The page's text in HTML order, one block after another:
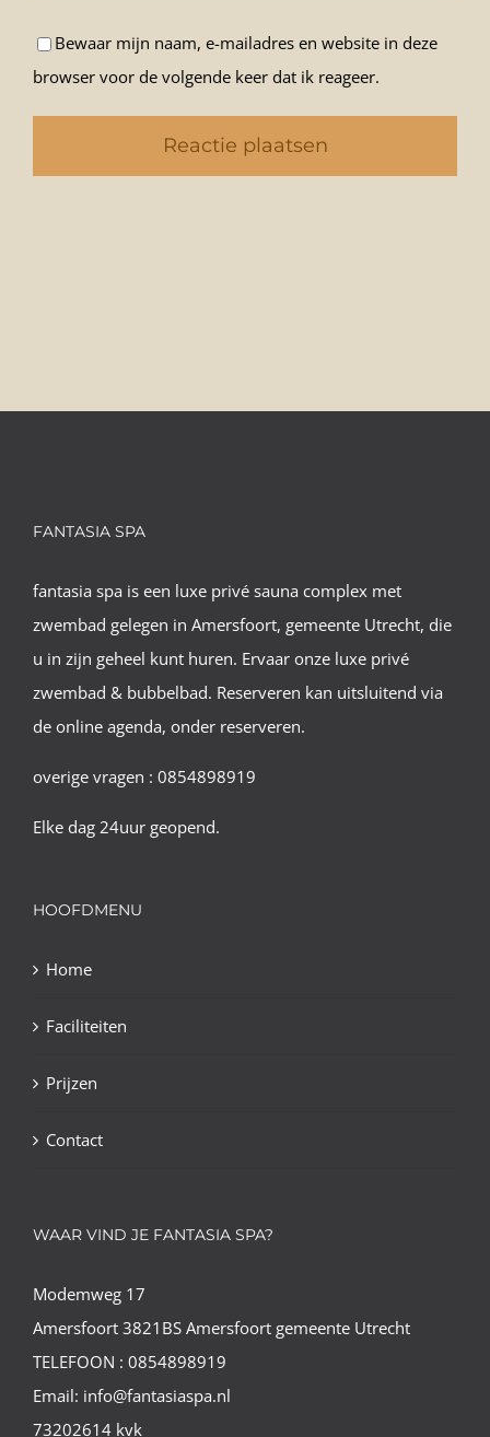
Bewaar mijn naam, e-mailadres en website in deze
browser voor de volgende keer dat ik reageer.
FANTASIA SPA
fantasia spa is een luxe privé sauna complex met
zwembad gelegen in Amersfoort, gemeente Utrecht, die
u in zijn geheel kunt huren. Ervaar onze luxe privé
zwembad & bubbelbad. Reserveren kan uitsluitend via
de online agenda, onder reserveren.
overige vragen : 0854898919
Elke dag 24uur geopend.
HOOFDMENU
Home
Faciliteiten
Prijzen
Contact
WAAR VIND JE FANTASIA SPA?
Modemweg 17
Amersfoort 3821BS Amersfoort gemeente Utrecht
TELEFOON : 0854898919
Email: info@fantasiaspa.nl
73202614 kvk